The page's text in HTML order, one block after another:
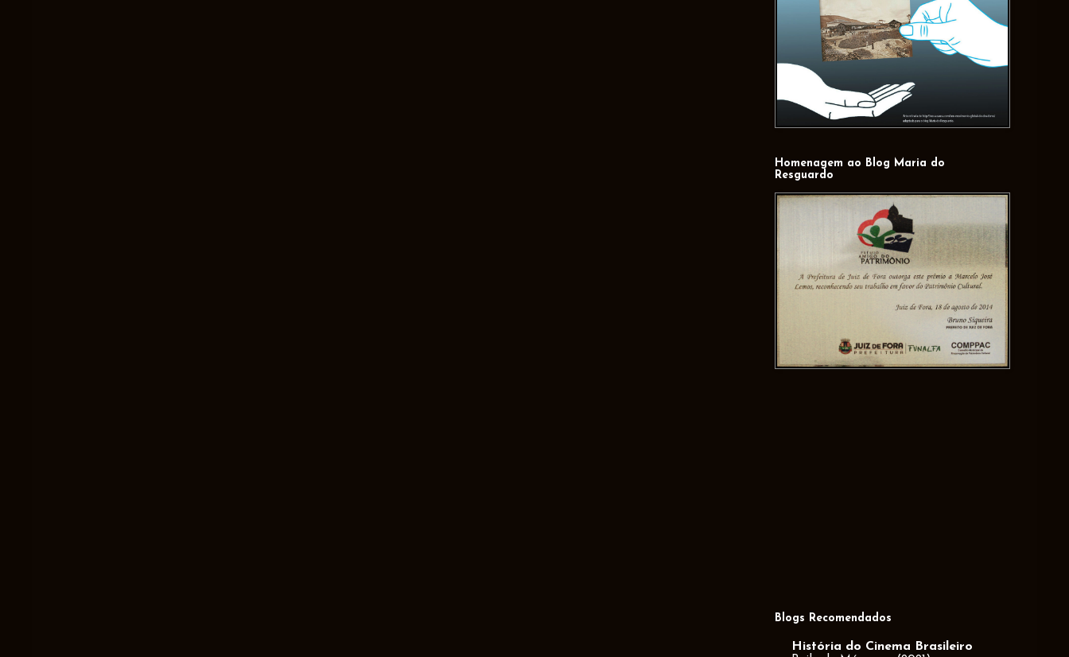
Homenagem ao Blog Maria do
Resguardo
Blogs Recomendados
História do Cinema Brasileiro